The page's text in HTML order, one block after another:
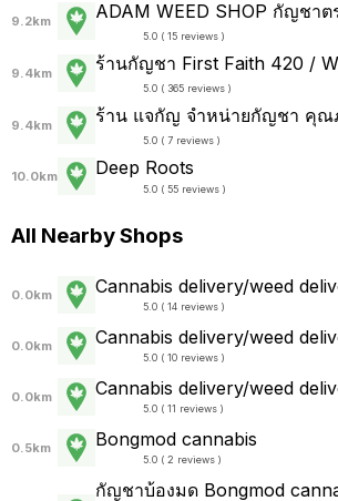
9.2km ADAM WEED SHOP กัญชาต
5.0 ( 15 reviews )
9.4km ร้านกัญชา First Faith 420 /
5.0 ( 365 reviews )
9.4km ร้าน แจกัญ จำหน่ายกัญชา คุณ
5.0 ( 7 reviews )
10.0km Deep Roots
5.0 ( 55 reviews )
All Nearby Shops
0.0km Cannabis delivery/weed
5.0 ( 14 reviews )
0.0km Cannabis delivery/weed
5.0 ( 10 reviews )
0.0km Cannabis delivery/weed
5.0 ( 11 reviews )
0.5km Bongmod cannabis
5.0 ( 2 reviews )
กัญชาบ้องมด Bongmod